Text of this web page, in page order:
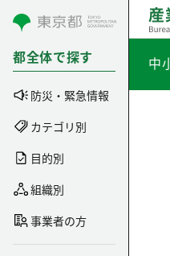
コンテンツにスキップ
都全体で探す
防災・緊急情報
カテゴリ別
目的別
組織別
事業者の方
中